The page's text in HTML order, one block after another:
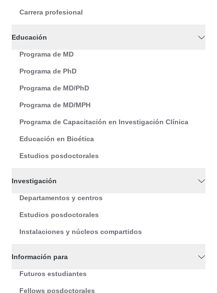
Carrera profesional
Educación
Programa de MD
Programa de PhD
Programa de MD/PhD
Programa de MD/MPH
Programa de Capacitación en Investigación Clínica
Educación en Bioética
Estudios posdoctorales
Investigación
Departamentos y centros
Estudios posdoctorales
Instalaciones y núcleos compartidos
Información para
Futuros estudiantes
Fellows posdoctorales